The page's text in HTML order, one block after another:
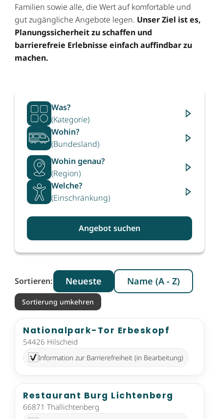
Familien sowie alle, die Wert auf komfortable und
gut zugängliche Angebote legen. Unser Ziel ist es,
Planungssicherheit zu schaffen und
barrierefreie Erlebnisse einfach auffindbar zu
machen.
Was?
(Kategorie)
Wohin?
(Bundesland)
Wohin genau?
(Region)
Welche?
(Einschränkung)
Angebot suchen
Sortieren: Neueste Name (A - Z)
Sortierung umkehren
Nationalpark-Tor Erbeskopf
54426 Hilscheid
Information zur Barrierefreiheit (in Bearbeitung)
Restaurant Burg Lichtenberg
66871 Thallichtenberg